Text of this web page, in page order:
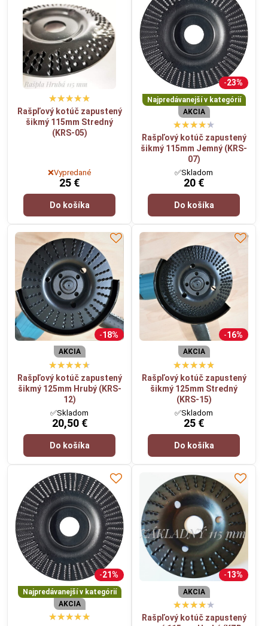
Rašpľový kotúč zapustený
šikmý 115mm Stredný
(KRS-05)
❌Vypredané
25 €
Do košíka
23%
Najpredávanejší v kategórií
AKCIA
Rašpľový kotúč zapustený
šikmý 115mm Jemný (KRS-
07)
✅Skladom
20 €
Do košíka
18%
AKCIA
Rašpľový kotúč zapustený
šikmý 125mm Hrubý (KRS-
12)
✅Skladom
20,50 €
Do košíka
16%
AKCIA
Rašpľový kotúč zapustený
šikmý 125mm Stredný
(KRS-15)
✅Skladom
25 €
Do košíka
21%
Najpredávanejší v kategórií
AKCIA
13%
AKCIA
Rašpľový kotúč zapustený